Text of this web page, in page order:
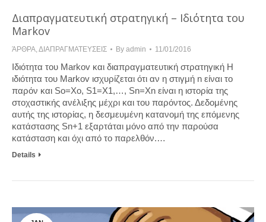
Διαπραγματευτική στρατηγική – Ιδιότητα του
Markov
ΆΡΘΡΑ,ΔΙΑΠΡΑΓΜΑΤΕΥΣΕΙΣ By admin 11/01/2016
Ιδιότητα του Markov και διαπραγματευτική στρατηγική H
ιδιότητα του Markov ισχυρίζεται ότι αν η στιγμή n είναι το
παρόν και So=Xo, S1=X1,…, Sn=Xn είναι η ιστορία της
στοχαστικής ανέλιξης μέχρι και του παρόντος. Δεδομένης
αυτής της ιστορίας, η δεσμευμένη κατανομή της επόμενης
κατάστασης Sn+1 εξαρτάται μόνο από την παρούσα
κατάσταση και όχι από το παρελθόν.…
Details